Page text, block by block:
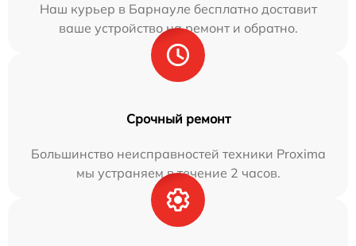
Наш курьер в Барнауле бесплатно доставит
ваше устройство на ремонт и обратно.
Срочный ремонт
Большинство неисправностей техники Proxima
мы устраняем в течение 2 часов.